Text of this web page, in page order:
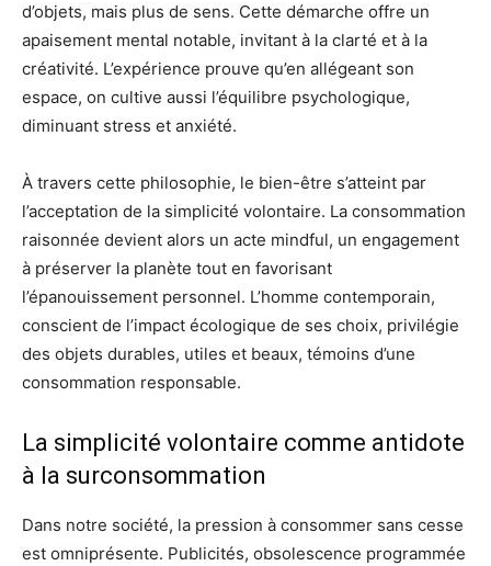
d’objets, mais plus de sens. Cette démarche offre un
apaisement mental notable, invitant à la clarté et à la
créativité. L’expérience prouve qu’en allégeant son
espace, on cultive aussi l’équilibre psychologique,
diminuant stress et anxiété.
À travers cette philosophie, le bien-être s’atteint par
l’acceptation de la simplicité volontaire. La consommation
raisonnée devient alors un acte mindful, un engagement
à préserver la planète tout en favorisant
l’épanouissement personnel. L’homme contemporain,
conscient de l’impact écologique de ses choix, privilégie
des objets durables, utiles et beaux, témoins d’une
consommation responsable.
La simplicité volontaire comme antidote
à la surconsommation
Dans notre société, la pression à consommer sans cesse
est omniprésente. Publicités, obsolescence programmée